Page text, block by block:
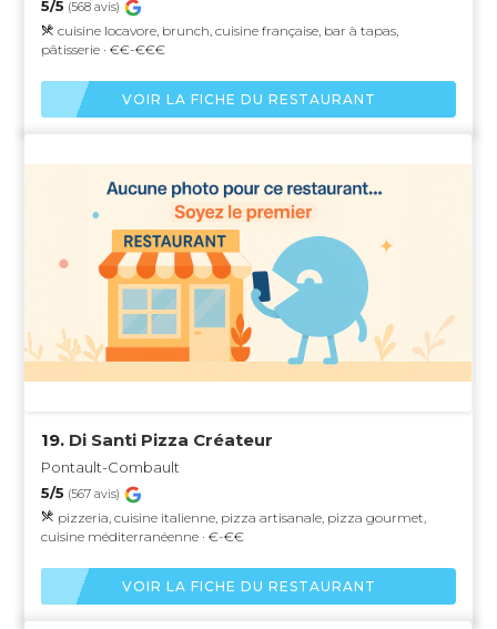
5/5 (568 avis)
cuisine locavore, brunch, cuisine française, bar à tapas,
pâtisserie · €€-€€€
VOIR LA FICHE DU RESTAURANT
19. Di Santi Pizza Créateur
Pontault-Combault
5/5 (567 avis)
pizzeria, cuisine italienne, pizza artisanale, pizza gourmet,
cuisine méditerranéenne · €-€€
VOIR LA FICHE DU RESTAURANT